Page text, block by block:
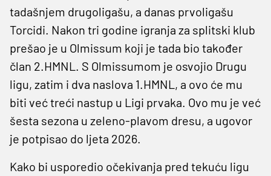
tadašnjem drugoligašu, a danas prvoligašu
Torcidi. Nakon tri godine igranja za splitski klub
prešao je u Olmissum koji je tada bio također
član 2.HMNL. S Olmissumom je osvojio Drugu
ligu, zatim i dva naslova 1.HMNL, a ovo će mu
biti već treći nastup u Ligi prvaka. Ovo mu je već
šesta sezona u zeleno-plavom dresu, a ugovor
je potpisao do ljeta 2026.
Kako bi usporedio očekivanja pred tekuću ligu